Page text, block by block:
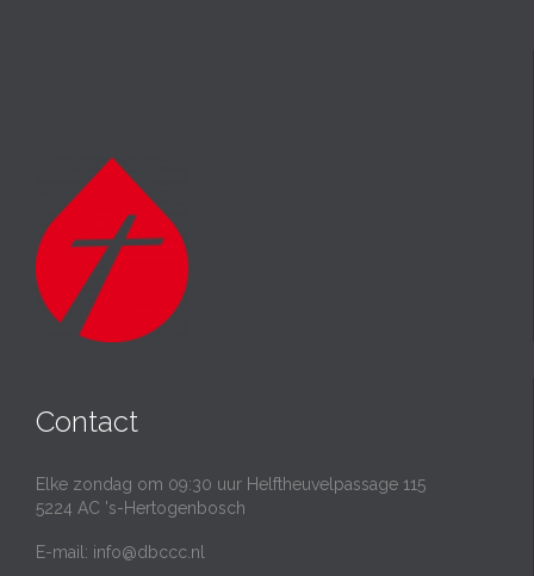
Contact
Elke zondag om 09:30 uur Helftheuvelpassage 115
5224 AC 's-Hertogenbosch
E-mail: info@dbccc.nl